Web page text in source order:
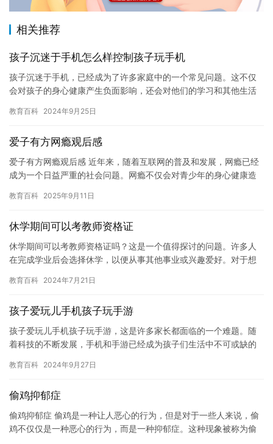
相关推荐
孩子沉迷于手机怎么样控制孩子玩手机
孩子沉迷于手机，已经成为了许多家庭中的一个常见问题。这不仅
会对孩子的身心健康产生负面影响，还会对他们的学习和其他生活
一个重…
教育百科 2024年9月25日
爱子有方网瘾观后感
爱子有方网瘾观后感 近年来，随着互联网的普及和发展，网瘾已经
成为一个日益严重的社会问题。网瘾不仅会对青少年的身心健康造
我们…
教育百科 2025年9月11日
休学期间可以考教师资格证
休学期间可以考教师资格证吗？这是一个值得探讨的问题。许多人
在完成学业后会选择休学，以便从事其他事业或兴趣爱好。对于想
错的决…
教育百科 2024年7月21日
孩子爱玩儿手机孩子玩手游
孩子爱玩儿手机孩子玩手游，这是许多家长都面临的一个难题。随
着科技的不断发展，手机和手游已经成为孩子们生活中不可或缺的
会对他…
教育百科 2024年9月27日
偷鸡抑郁症
偷鸡抑郁症 偷鸡是一种让人恶心的行为，但是对于一些人来说，偷
鸡不仅仅是一种恶心的行为，而是一种抑郁症。这种现象被称为偷